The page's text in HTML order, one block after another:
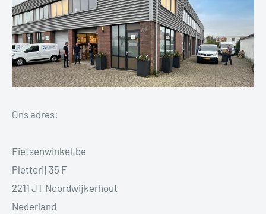
Ons adres:
Fietsenwinkel.be
Pletterij 35 F
2211 JT Noordwijkerhout
Nederland